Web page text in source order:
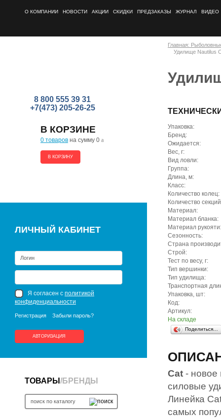
О КОМПАНИИ НОВОСТИ АКЦИИ СКИДКИ ПРЕДЗАКАЗЫ ЖУРНАЛ ВИДЕО
8 800 555 39 31
+7(473) 205-26-25
В КОРЗИНЕ
0 товаров на сумму 0 a
В КОРЗИНУ
ЛИЧНЫЙ КАБИНЕТ
Я согласен с политикой
конфиденциальности
Регистрация Забыли пароль?
АВТОРИЗАЦИЯ
ТОВАРЫ /БРЕНДЫ
Главная:
Удилище Nautilus
Упаковка:
Бренд:
Ожидается:
Вес, г:
Вид ловли:
Группа:
Длина, м:
Класс:
Количество колец:
Количество
Материал:
Материал бланка:
Материал рукояти:
Сезонность:
Страна
Строй:
Тест по весу, г:
Тип вершинки:
Тип удилища:
Транспортная
Упаковка, шт:
Код:
Артикул:
На складе
Поделиться…
Cat - новое
силовые
Линейка
самых